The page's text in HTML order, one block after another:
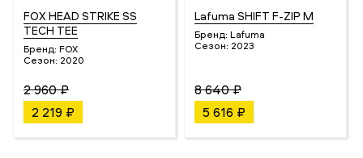
FOX HEAD STRIKE SS
TECH TEE
Бренд: FOX
Сезон: 2020
2 960 ₽
2 219 ₽
Lafuma SHIFT F-ZIP M
Бренд: Lafuma
Сезон: 2023
8 640 ₽
5 616 ₽